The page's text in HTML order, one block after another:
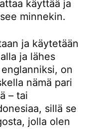
käyttää ja
minnekin.
ja käytetään
ja lähes
on
nämä pari
– tai
sillä se
jolla olen